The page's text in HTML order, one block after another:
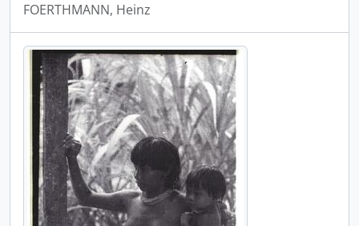
FOERTHMANN, Heinz